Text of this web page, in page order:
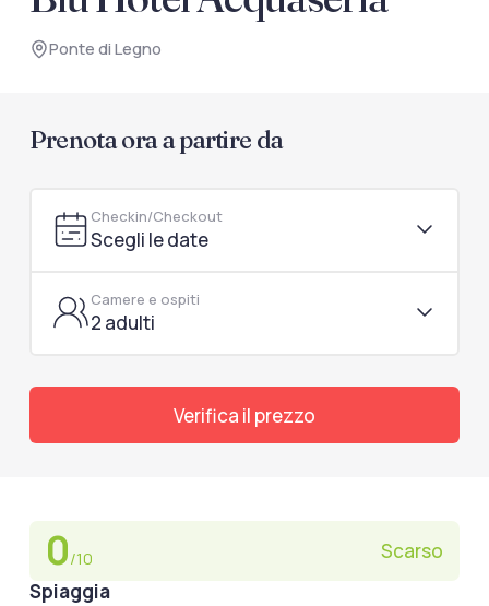
documenti di viaggio.
Ponte di Legno
Prenota ora a partire da
Checkin/Checkout
Scegli le date
Camere e ospiti
2 adulti
Verifica il prezzo
0/10
Scarso
Spiaggia